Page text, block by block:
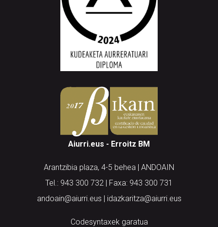
Aiurri.eus - Erroitz BM
Arantzibia plaza, 4-5 behea | ANDOAIN
Tel.: 943 300 732 | Faxa: 943 300 731
andoain@aiurri.eus | idazkaritza@aiurri.eus
Codesyntaxek garatua